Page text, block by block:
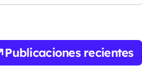
Publicaciones recientes